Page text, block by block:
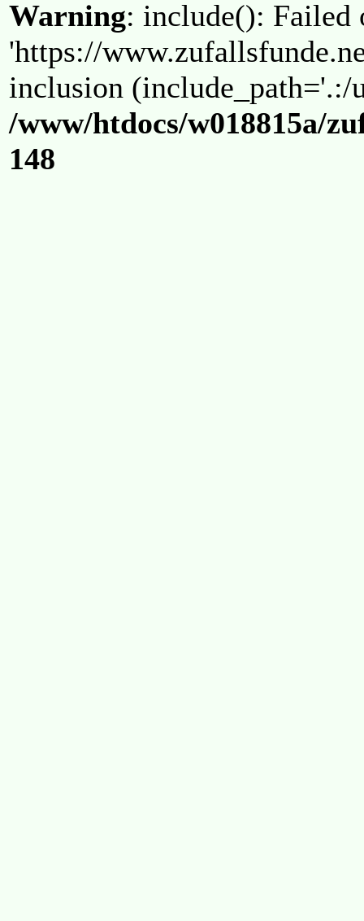
Warning: include(): Failed
'https://
inclusion (include_path='.:/
/www/htdocs/w018815a/
148